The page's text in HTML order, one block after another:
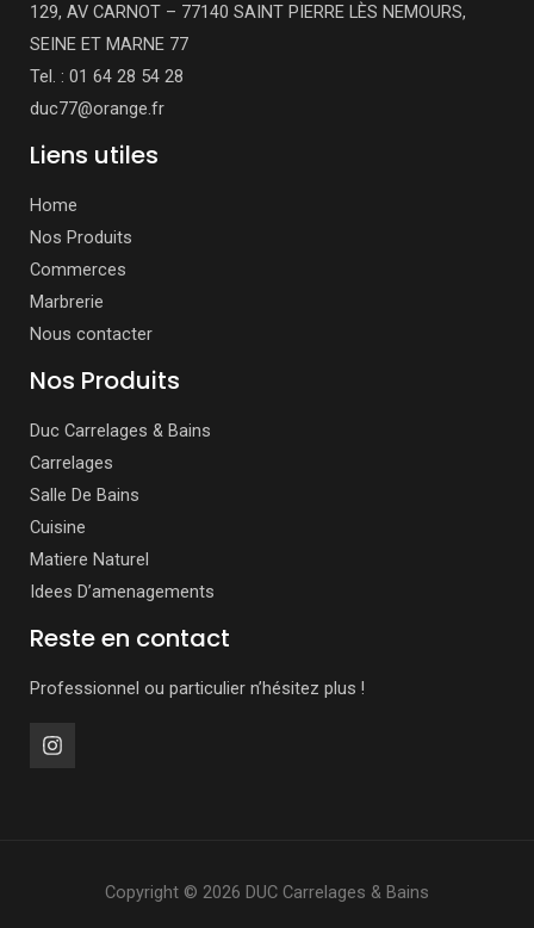
129, AV CARNOT – 77140 SAINT PIERRE LÈS NEMOURS,
SEINE ET MARNE 77
Tel. : 01 64 28 54 28
duc77@orange.fr
Liens utiles
Home
Nos Produits
Commerces
Marbrerie
Nous contacter
Nos Produits
Duc Carrelages & Bains
Carrelages
Salle De Bains
Cuisine
Matiere Naturel
Idees D’amenagements
Reste en contact
Professionnel ou particulier n’hésitez plus !
Copyright © 2026 DUC Carrelages & Bains